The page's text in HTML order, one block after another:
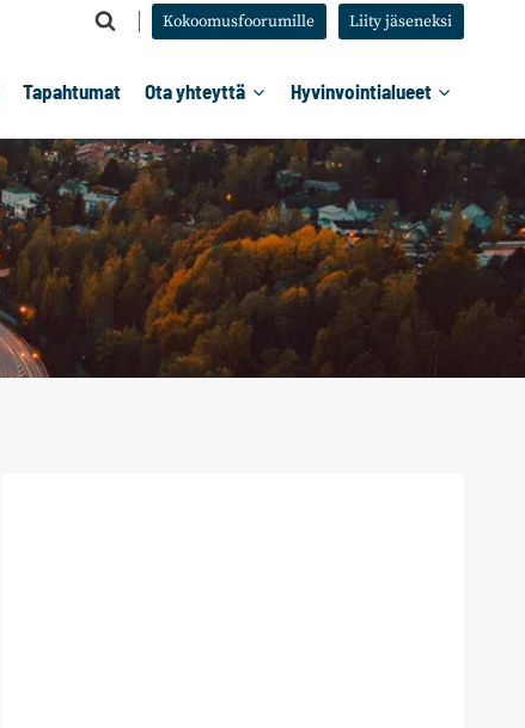
Kokoomusfoorumille Liity jäseneksi
Tapahtumat Ota yhteyttä Hyvinvointialueet